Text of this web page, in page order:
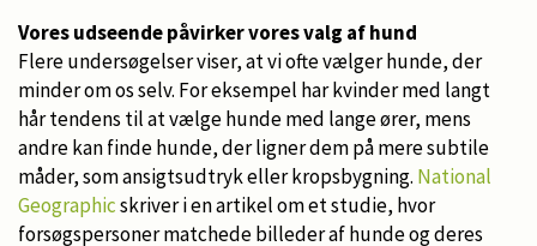
Vores udseende påvirker vores valg af hund
Flere undersøgelser viser, at vi ofte vælger hunde, der
minder om os selv. For eksempel har kvinder med langt
hår tendens til at vælge hunde med lange ører, mens
andre kan finde hunde, der ligner dem på mere subtile
måder, som ansigtsudtryk eller kropsbygning. National
Geographicskriver i en artikel om et studie, hvor
forsøgspersoner matchede billeder af hunde og deres